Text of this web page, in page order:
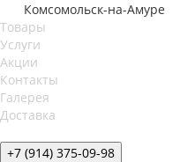
Комсомольск-на-Амуре
Товары
Услуги
Акции
Контакты
Галерея
Доставка
+7 (914) 375-09-98